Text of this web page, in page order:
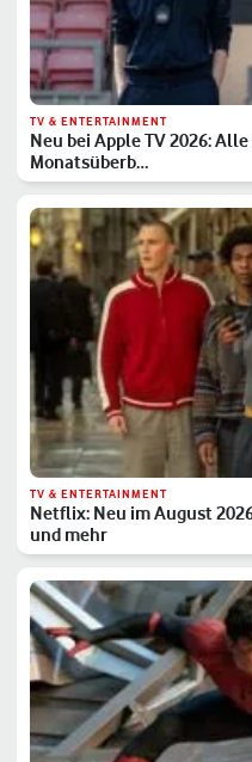
TV & ENTERTAINMENT
Neu bei Apple TV 2026:
Monatsüberb…
TV & ENTERTAINMENT
Netflix: Neu im August
und mehr